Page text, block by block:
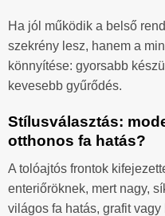
Ha jól működik a belső
szekrény lesz, hanem a
könnyítése: gyorsabb
kevesebb gyűrődés.
Stílusválasztás:
otthonos fa hatás?
A tolóajtós frontok
enteriőröknek, mert nagy,
világos fa hatás, grafit